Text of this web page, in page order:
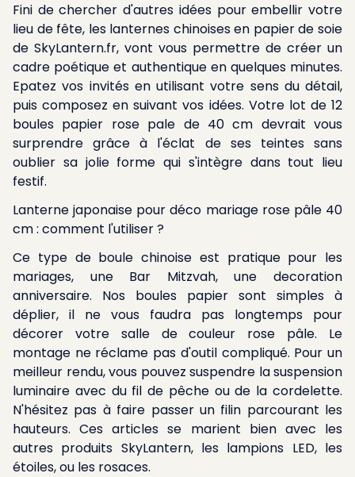
Fini de chercher d'autres idées pour embellir votre
lieu de fête, les lanternes chinoises en papier de soie
de SkyLantern.fr, vont vous permettre de créer un
cadre poétique et authentique en quelques minutes.
Epatez vos invités en utilisant votre sens du détail,
puis composez en suivant vos idées. Votre lot de 12
boules papier rose pale de 40 cm devrait vous
surprendre grâce à l'éclat de ses teintes sans
oublier sa jolie forme qui s'intègre dans tout lieu
festif.
Lanterne japonaise pour déco mariage rose pâle 40
cm : comment l'utiliser ?
Ce type de boule chinoise est pratique pour les
mariages, une Bar Mitzvah, une decoration
anniversaire. Nos boules papier sont simples à
déplier, il ne vous faudra pas longtemps pour
décorer votre salle de couleur rose pâle. Le
montage ne réclame pas d'outil compliqué. Pour un
meilleur rendu, vous pouvez suspendre la suspension
luminaire avec du fil de pêche ou de la cordelette.
N'hésitez pas à faire passer un filin parcourant les
hauteurs. Ces articles se marient bien avec les
autres produits SkyLantern, les lampions LED, les
étoiles, ou les rosaces.